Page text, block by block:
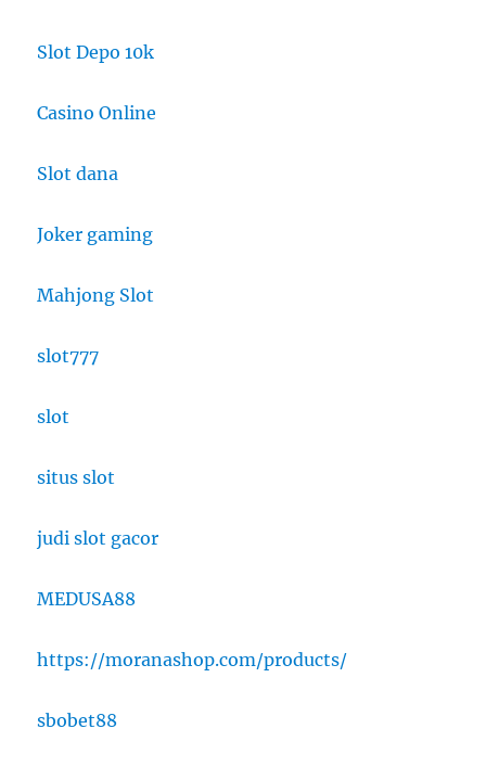
Slot Depo 10k
Casino Online
Slot dana
Joker gaming
Mahjong Slot
slot777
slot
situs slot
judi slot gacor
MEDUSA88
https://moranashop.com/products/
sbobet88